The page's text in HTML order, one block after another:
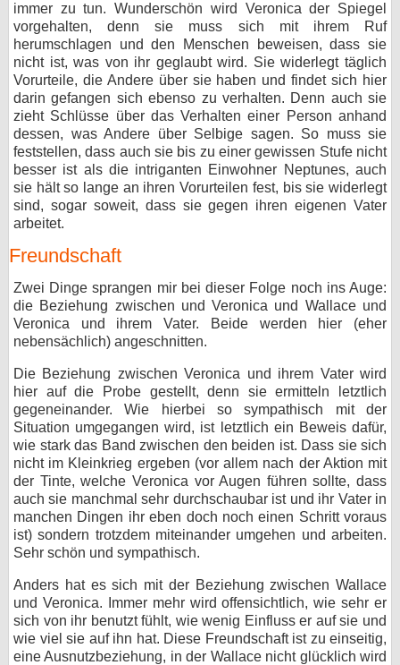
immer zu tun. Wunderschön wird Veronica der Spiegel
vorgehalten, denn sie muss sich mit ihrem Ruf
herumschlagen und den Menschen beweisen, dass sie
nicht ist, was von ihr geglaubt wird. Sie widerlegt täglich
Vorurteile, die Andere über sie haben und findet sich hier
darin gefangen sich ebenso zu verhalten. Denn auch sie
zieht Schlüsse über das Verhalten einer Person anhand
dessen, was Andere über Selbige sagen. So muss sie
feststellen, dass auch sie bis zu einer gewissen Stufe nicht
besser ist als die intriganten Einwohner Neptunes, auch
sie hält so lange an ihren Vorurteilen fest, bis sie widerlegt
sind, sogar soweit, dass sie gegen ihren eigenen Vater
arbeitet.
Freundschaft
Zwei Dinge sprangen mir bei dieser Folge noch ins Auge:
die Beziehung zwischen und Veronica und Wallace und
Veronica und ihrem Vater. Beide werden hier (eher
nebensächlich) angeschnitten.
Die Beziehung zwischen Veronica und ihrem Vater wird
hier auf die Probe gestellt, denn sie ermitteln letztlich
gegeneinander. Wie hierbei so sympathisch mit der
Situation umgegangen wird, ist letztlich ein Beweis dafür,
wie stark das Band zwischen den beiden ist. Dass sie sich
nicht im Kleinkrieg ergeben (vor allem nach der Aktion mit
der Tinte, welche Veronica vor Augen führen sollte, dass
auch sie manchmal sehr durchschaubar ist und ihr Vater in
manchen Dingen ihr eben doch noch einen Schritt voraus
ist) sondern trotzdem miteinander umgehen und arbeiten.
Sehr schön und sympathisch.
Anders hat es sich mit der Beziehung zwischen Wallace
und Veronica. Immer mehr wird offensichtlich, wie sehr er
sich von ihr benutzt fühlt, wie wenig Einfluss er auf sie und
wie viel sie auf ihn hat. Diese Freundschaft ist zu einseitig,
eine Ausnutzbeziehung, in der Wallace nicht glücklich wird